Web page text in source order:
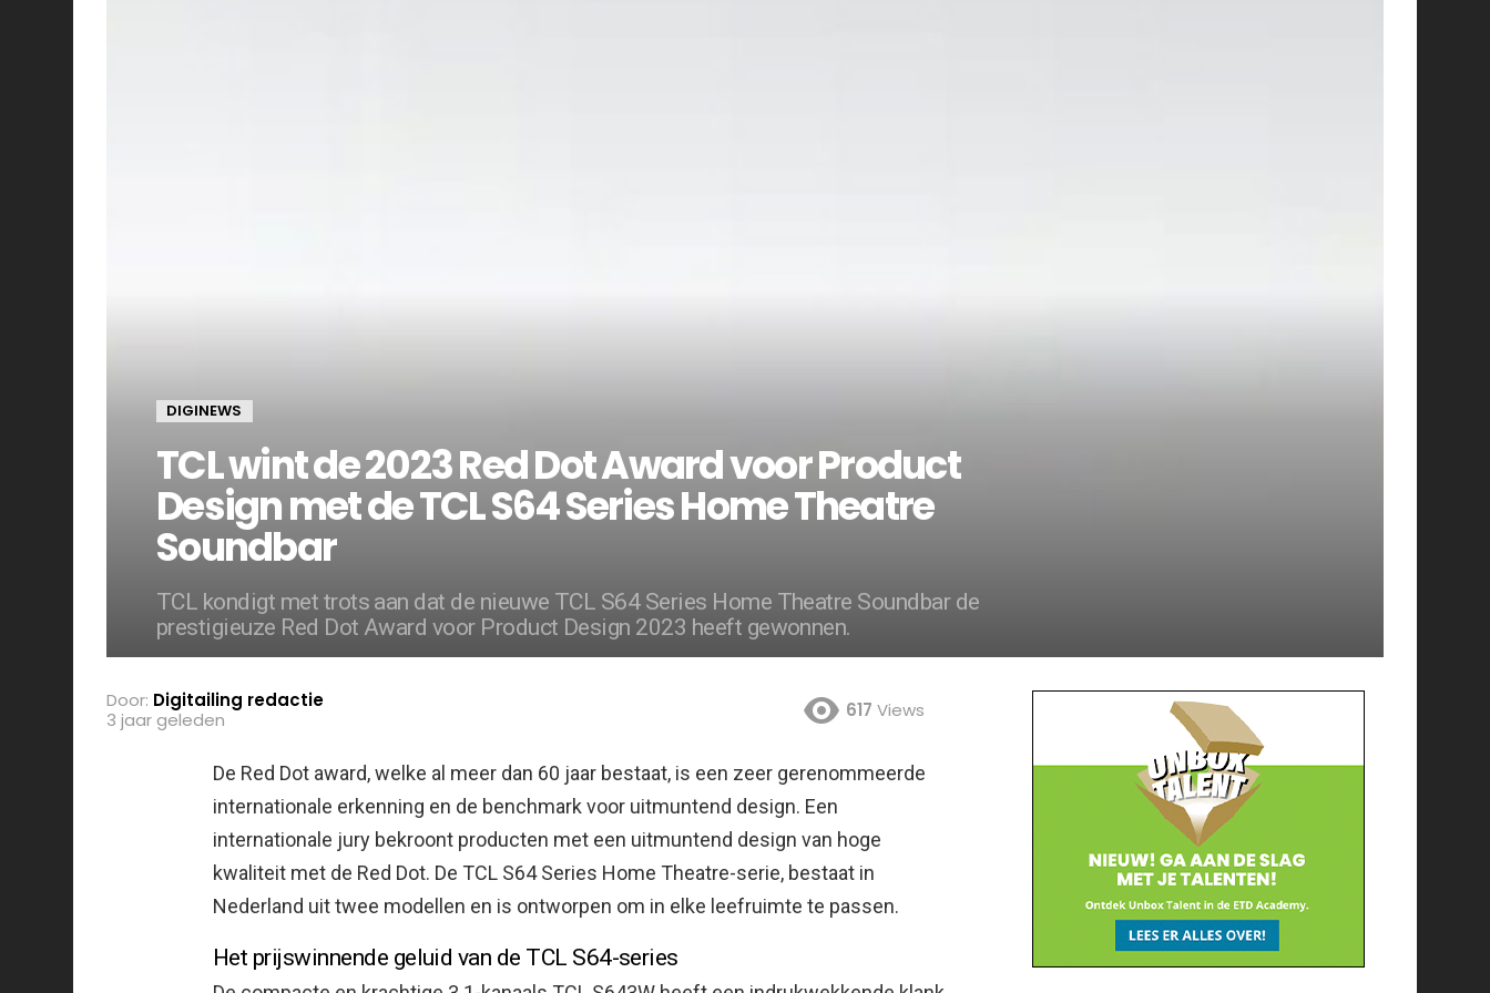
DIGINEWS
TCL wint de 2023 Red Dot Award voor Product
Design met de TCL S64 Series Home Theatre
Soundbar
TCL kondigt met trots aan dat de nieuwe TCL S64 Series Home Theatre Soundbar de
prestigieuze Red Dot Award voor Product Design 2023 heeft gewonnen.
Door: Digitailing redactie
3 jaar geleden
617 Views
De Red Dot award, welke al meer dan 60 jaar bestaat, is een zeer gerenommeerde
internationale erkenning en de benchmark voor uitmuntend design. Een
internationale jury bekroont producten met een uitmuntend design van hoge
kwaliteit met de Red Dot. De TCL S64 Series Home Theatre-serie, bestaat in
Nederland uit twee modellen en is ontworpen om in elke leefruimte te passen.
Het prijswinnende geluid van de TCL S64-series